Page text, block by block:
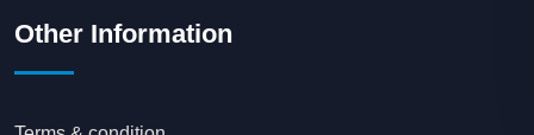
Other Information